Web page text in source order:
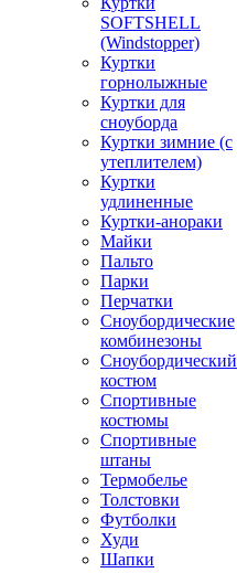
SOFTSHELL
(Windstopper)
Куртки
горнолыжные
Куртки для
сноуборда
Куртки зимние (с
утеплителем)
Куртки
удлиненные
Куртки-анораки
Майки
Пальто
Парки
Перчатки
Сноубордические
комбинезоны
Сноубордический
костюм
Спортивные
костюмы
Спортивные
штаны
Термобелье
Толстовки
Футболки
Худи
Шапки